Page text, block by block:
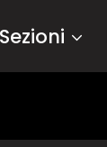
Sezioni